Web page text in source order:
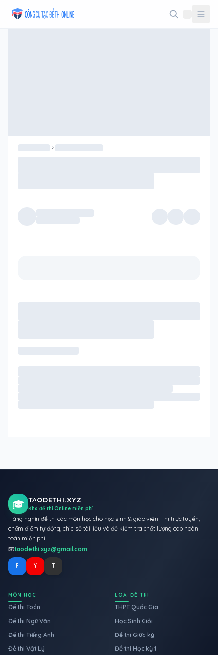
🎓 TAODETHI.XYZ
Kho đề thi Online miễn phí
Hàng nghìn đề thi các môn học cho học sinh & giáo viên. Thi trực tuyến,
chấm điểm tự động, chia sẻ tài liệu và đề kiểm tra chất lượng cao hoàn
toàn miễn phí.
📧taodethi.xyz@gmail.com
F Y T
MÔN HỌC
Đề thi Toán
Đề thi Ngữ Văn
Đề thi Tiếng Anh
Đề thi Vật Lý
LOẠI ĐỀ THI
THPT Quốc Gia
Học Sinh Giỏi
Đề thi Giữa kỳ
Đề thi Học kỳ 1